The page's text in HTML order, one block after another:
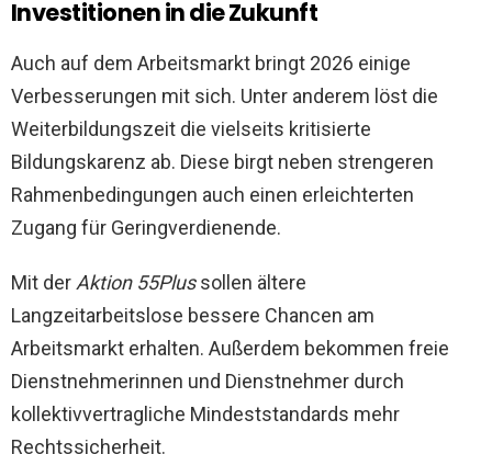
Investitionen in die Zukunft
Auch auf dem Arbeitsmarkt bringt 2026 einige
Verbesserungen mit sich. Unter anderem löst die
Weiterbildungszeit die vielseits kritisierte
Bildungskarenz ab. Diese birgt neben strengeren
Rahmenbedingungen auch einen erleichterten
Zugang für Geringverdienende.
Mit derAktion 55Plussollen ältere
Langzeitarbeitslose bessere Chancen am
Arbeitsmarkt erhalten. Außerdem bekommen freie
Dienstnehmerinnen und Dienstnehmer durch
kollektivvertragliche Mindeststandards mehr
Rechtssicherheit.